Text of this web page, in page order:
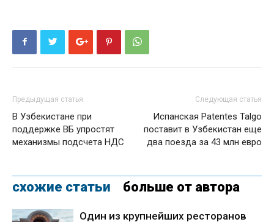
Предыдущая статья
В Узбекистане при
поддержке ВБ упростят
механизмы подсчета НДС
Следующая статья
Испанская Patentes Talgo
поставит в Узбекистан еще
два поезда за 43 млн евро
схожие статьи больше от автора
Один из крупнейших ресторанов